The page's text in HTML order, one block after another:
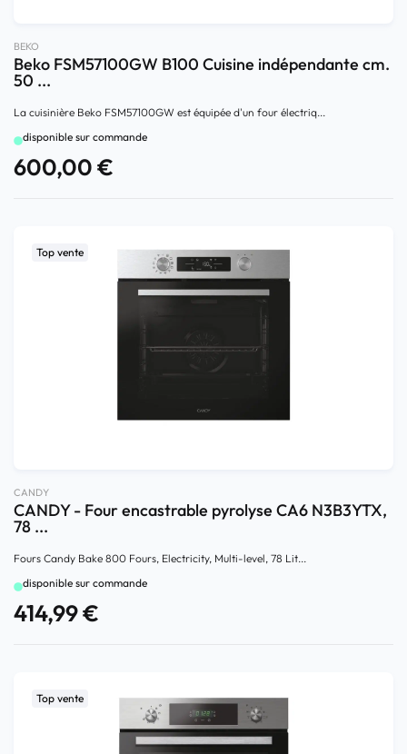
BEKO
Beko FSM57100GW B100 Cuisine indépendante cm.
50 ...
La cuisinière Beko FSM57100GW est équipée d'un four électriq...
disponible sur commande
600,00€
Top vente
CANDY
CANDY - Four encastrable pyrolyse CA6 N3B3YTX,
78 ...
Fours Candy Bake 800 Fours, Electricity, Multi-level, 78 Lit...
disponible sur commande
414,99€
Top vente